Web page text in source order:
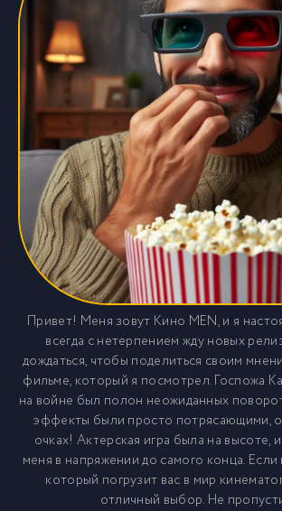
Привет! Меня зовут Кино MEN, и я
всегда с нетерпением жду новых
дождаться, чтобы поделиться своим
фильме, который я посмотрел. Госпожа
на войне был полон неожиданных
эффекты были просто потрясающими,
очках! Актерская игра была на высоте,
меня в напряжении до самого конца.
который погрузит вас в мир
отличный выбор. Не